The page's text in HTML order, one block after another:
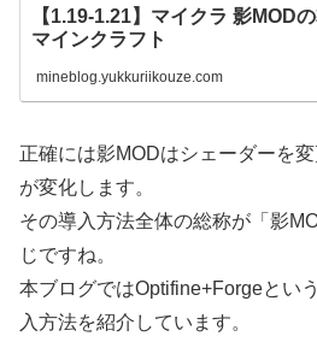
【1.19-1.21】マイクラ 影MOD
マインクラフト
mineblog.yukkuriikouze.com
正確には影MODはシェーダーを
が変化します。
その導入方法全体の総称が「影
じですね。
本ブログではOptifine+Forgeとい
入方法を紹介しています。